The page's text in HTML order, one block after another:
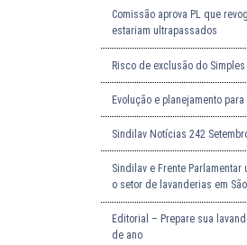
Comissão aprova PL que
estariam ultrapassados
Risco de exclusão do Simples
Evolução e planejamento para
Sindilav Notícias 242
Sindilav e Frente
o setor de lavanderias em
Editorial – Prepare sua
de ano